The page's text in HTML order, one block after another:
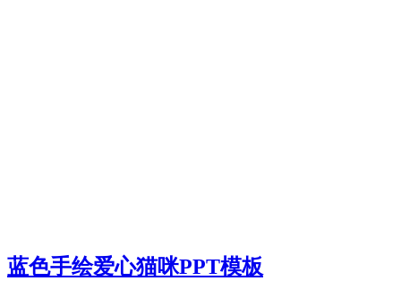
蓝色手绘爱心猫咪PPT模板